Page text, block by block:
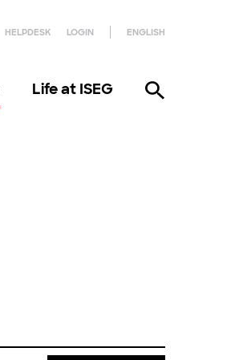
HELPDESK LOGIN ENGLISH
Life at ISEG